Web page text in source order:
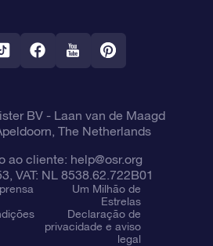
me to the stars
BV- Laan van de Maagd
The Netherlands
ao cliente: help@osr.org
VAT: NL 8538.62.722B01
Um Milhão de
Estrelas
Declaração de
privacidade e aviso
legal